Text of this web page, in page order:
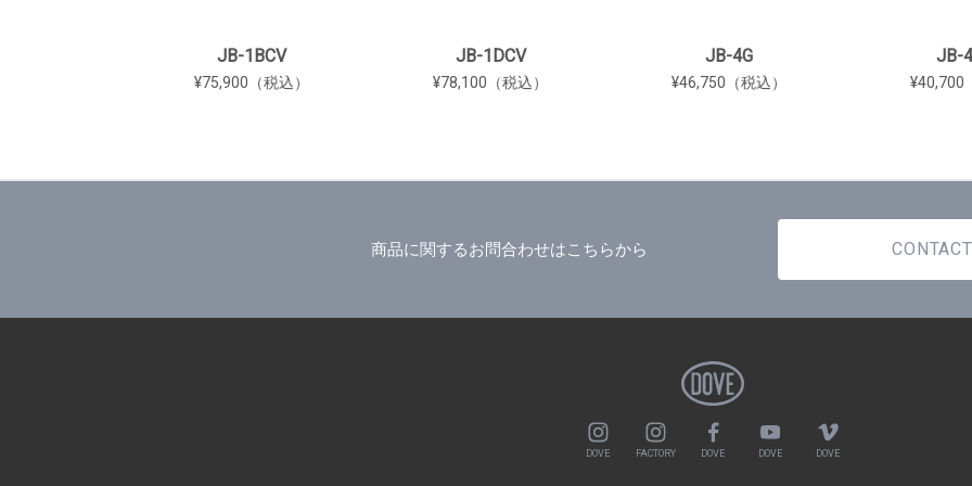
JB-1BCV
¥75,900（税込）
JB-1DCV
¥78,100（税込）
JB-4G
¥46,750（税込）
JB-
¥40,700
商品に関するお問合わせはこちらから CONTACT
DOVE FACTORY DOVE DOVE DOVE